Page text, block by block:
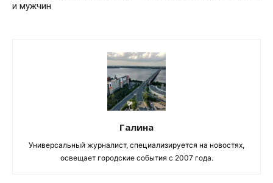
и мужчин
Галина
Универсальный журналист, специализируется на новостях,
освещает городские события с 2007 года.